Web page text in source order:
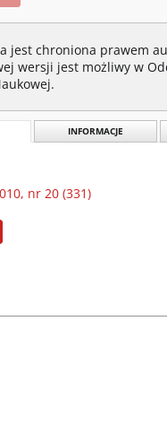
jest chroniona prawem
wersji jest możliwy w
INFORMACJE
nr 20 (331)